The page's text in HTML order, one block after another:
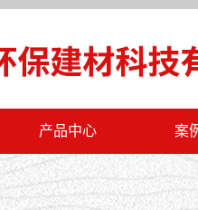
产品中心
阿拉善盟PC仿石砖
阿拉善盟海绵透水砖
案
工